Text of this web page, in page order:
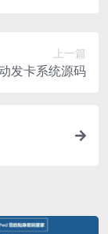
上一篇
发卡系统源码